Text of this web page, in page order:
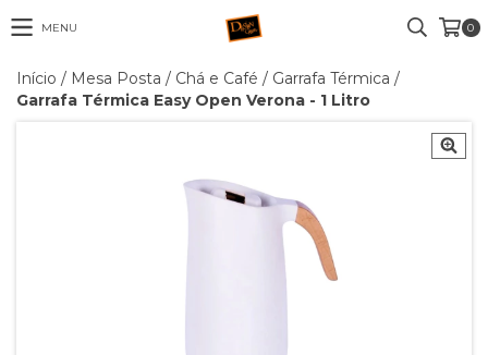
MENU 0
Início / Mesa Posta / Chá e Café / Garrafa Térmica /
Garrafa Térmica Easy Open Verona - 1 Litro